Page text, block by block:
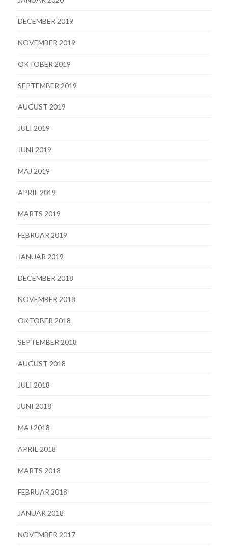
DECEMBER 2019
NOVEMBER 2019
OKTOBER 2019
SEPTEMBER 2019
AUGUST 2019
JULI 2019
JUNI 2019
MAJ 2019
APRIL 2019
MARTS 2019
FEBRUAR 2019
JANUAR 2019
DECEMBER 2018
NOVEMBER 2018
OKTOBER 2018
SEPTEMBER 2018
AUGUST 2018
JULI 2018
JUNI 2018
MAJ 2018
APRIL 2018
MARTS 2018
FEBRUAR 2018
JANUAR 2018
NOVEMBER 2017